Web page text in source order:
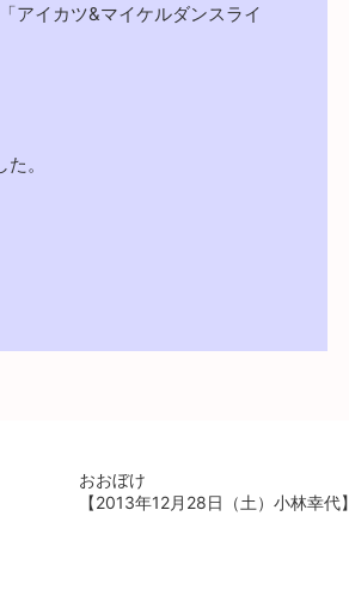
アイカツ&マイケルダンスライ
。
おおぼけ
【2013年12月28日（土）小林幸代】